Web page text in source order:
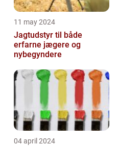
11 may 2024
Jagtudstyr til både
erfarne jægere og
nybegyndere
04 april 2024